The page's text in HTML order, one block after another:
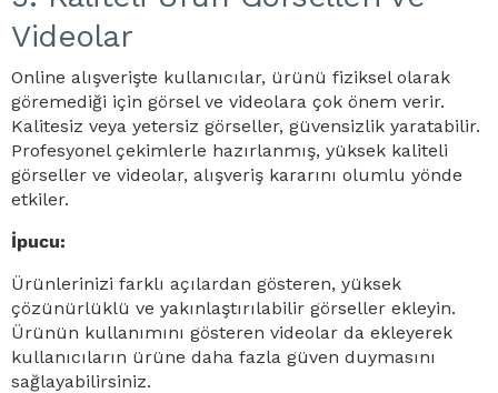
Videolar
Online alışverişte kullanıcılar, ürünü fiziksel olarak
göremediği için görsel ve videolara çok önem verir.
Kalitesiz veya yetersiz görseller, güvensizlik yaratabilir.
Profesyonel çekimlerle hazırlanmış, yüksek kaliteli
görseller ve videolar, alışveriş kararını olumlu yönde
etkiler.
İpucu:
Ürünlerinizi farklı açılardan gösteren, yüksek
çözünürlüklü ve yakınlaştırılabilir görseller ekleyin.
Ürünün kullanımını gösteren videolar da ekleyerek
kullanıcıların ürüne daha fazla güven duymasını
sağlayabilirsiniz.